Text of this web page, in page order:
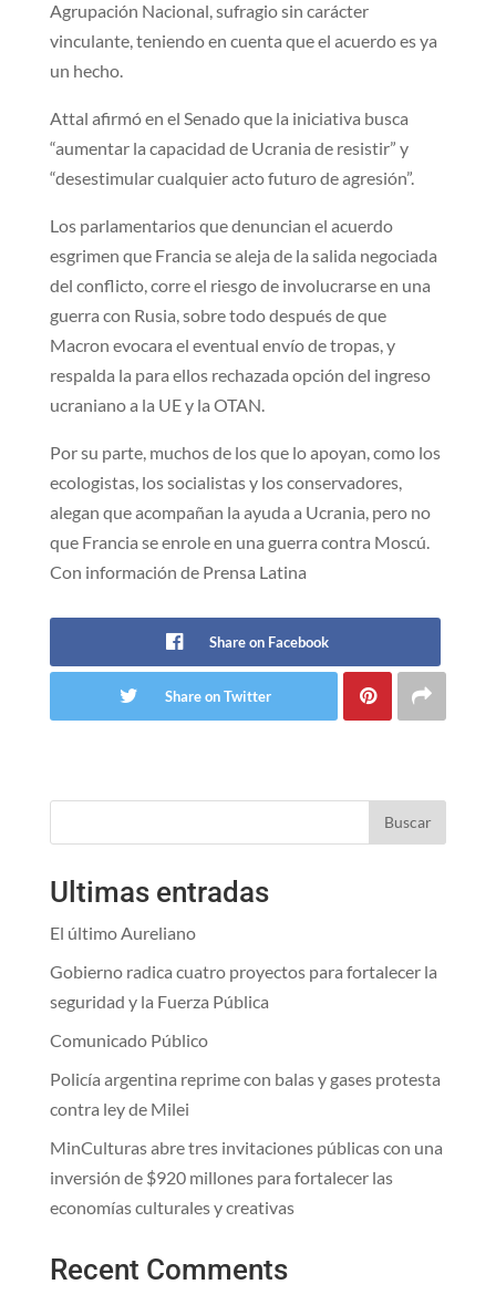
Agrupación Nacional, sufragio sin carácter
vinculante, teniendo en cuenta que el acuerdo es ya
un hecho.
Attal afirmó en el Senado que la iniciativa busca
“aumentar la capacidad de Ucrania de resistir” y
“desestimular cualquier acto futuro de agresión”.
Los parlamentarios que denuncian el acuerdo
esgrimen que Francia se aleja de la salida negociada
del conflicto, corre el riesgo de involucrarse en una
guerra con Rusia, sobre todo después de que
Macron evocara el eventual envío de tropas, y
respalda la para ellos rechazada opción del ingreso
ucraniano a la UE y la OTAN.
Por su parte, muchos de los que lo apoyan, como los
ecologistas, los socialistas y los conservadores,
alegan que acompañan la ayuda a Ucrania, pero no
que Francia se enrole en una guerra contra Moscú.
Con información de Prensa Latina
Share on Facebook
Share on Twitter
Buscar
Ultimas entradas
El último Aureliano
Gobierno radica cuatro proyectos para fortalecer la
seguridad y la Fuerza Pública
Comunicado Público
Policía argentina reprime con balas y gases protesta
contra ley de Milei
MinCulturas abre tres invitaciones públicas con una
inversión de $920 millones para fortalecer las
economías culturales y creativas
Recent Comments